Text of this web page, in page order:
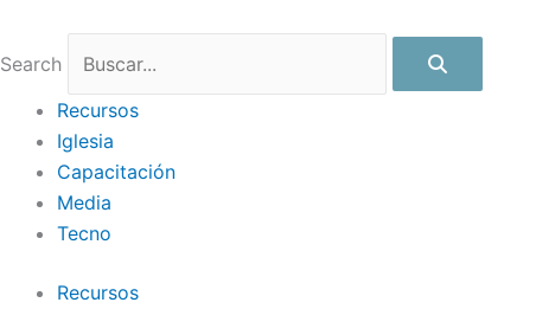
contenido
Search
Recursos
Iglesia
Capacitación
Media
Tecno
Recursos